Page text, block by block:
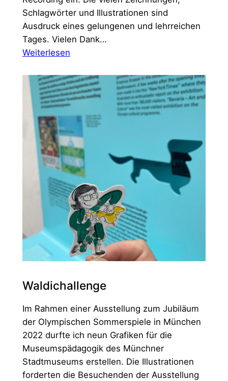
Schlagwörter und Illustrationen sind
Ausdruck eines gelungenen und lehrreichen
Tages. Vielen Dank…
Weiterlesen:
für
die
Zukunft
–
Gute
Unternehmensführung
Waldichallenge
Im Rahmen einer Ausstellung zum Jubiläum
der Olympischen Sommerspiele in München
2022 durfte ich neun Grafiken für die
Museumspädagogik des Münchner
Stadtmuseums erstellen. Die Illustrationen
forderten die Besuchenden der Ausstellung